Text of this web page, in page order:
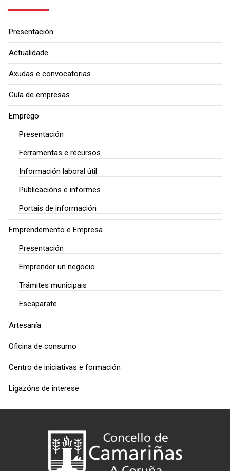
Presentación
Actualidade
Axudas e convocatorias
Guía de empresas
Emprego
Presentación
Ferramentas e recursos
Información laboral útil
Publicacións e informes
Portais de información
Emprendemento e Empresa
Presentación
Emprender un negocio
Trámites municipais
Escaparate
Artesanía
Oficina de consumo
Centro de iniciativas e formación
Ligazóns de interese